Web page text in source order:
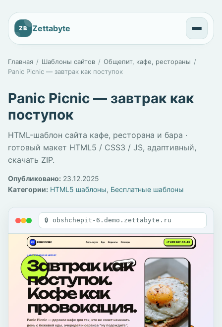
ZB Zettabyte
Главная Шаблоны сайтов
Общепит, кафе, рестораны
Panic Picnic — завтрак как поступок
Panic Picnic — завтрак как
поступок
HTML-шаблон сайта кафе, ресторана и бара ·
готовый макет HTML5 / CSS3 / JS, адаптивный,
скачать ZIP.
Опубликовано: 23.12.2025
Категории: HTML5 шаблоны, Бесплатные шаблоны
🔒 obshchepit-6.demo.zettabyte.ru